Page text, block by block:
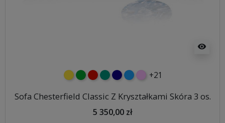
visibility
żółtyzielonyczerwony
turkusowy
granatowy
niebieski
różowy
+21
Sofa Chesterfield Classic Z Kryształkami Skóra 3 os.
5 350,00 zł